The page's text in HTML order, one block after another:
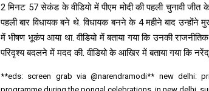
2 मिनट 57 सेकंड के वीडियो में पीएम मोदी की पहली चुनावी जीत
पहली बार विधायक बने थे. विधायक बनने के 4 महीने बाद उन्होंने
में भीषण भूकंप आया था. वीडियो में बताया गया कि उनकी
परिदृश्य बदलने में मदद की. वीडियो के आखिर में बताया गया कि
**eds: screen grab via @narendramodi** new delhi: